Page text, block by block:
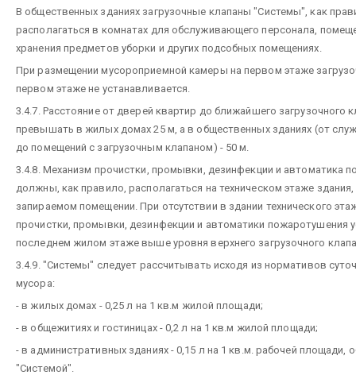
В общественных зданиях загрузочные клапаны "Системы", как
располагаться в комнатах для обслуживающего персонала,
хранения предметов уборки и других подсобных помещениях.
При размещении мусороприемной камеры на первом этаже
первом этаже не устанавливается.
3.4.7. Расстояние от дверей квартир до ближайшего загрузочного
превышать в жилых домах 25 м, а в общественных зданиях (от
до помещений с загрузочным клапаном) - 50 м.
3.4.8. Механизм прочистки, промывки, дезинфекции и автоматика
должны, как правило, располагаться на техническом этаже
запираемом помещении. При отсутствии в здании технического
прочистки, промывки, дезинфекции и автоматики пожаротушения
последнем жилом этаже выше уровня верхнего загрузочного
3.4.9. "Системы" следует рассчитывать исходя из нормативов
мусора:
- в жилых домах - 0,25 л на 1 кв.м жилой площади;
- в общежитиях и гостиницах - 0,2 л на 1 кв.м жилой площади;
- в административных зданиях - 0,15 л на 1 кв.м. рабочей площади,
"Системой".